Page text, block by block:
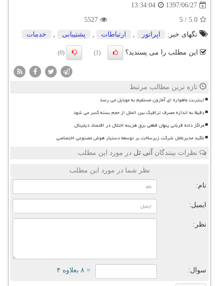
1397/06/27
13:34:04
5.0
/
5
5527
تگهای خبر:
اپراتور , ارتباطات , پشتیبانی , خدمات
این مطلب را می پسندید؟ (1)
(0)
تازه ترین مطالب مرتبط
اینترنت ماهواره ای آمازون مستقیم به موبایل می رسد
دقیقا به اندازه مصرف ترافیک بین الملل از حجم بسته کسر می شود
مراکز داده قربانی پنهان قطعی برق هزینه اختلال در اقتصاد دیجیتال
تاکید مدیرعامل شرکت زیرساخت بر توسعه دستیار هوش مصنوعی اختصاصی
نظرات بینندگان آنی تل در مورد این مطلب
نظر شما در مورد این مطلب
نام:
ایمیل:
نظر:
سوال: = ۸ بعلاوه ۴